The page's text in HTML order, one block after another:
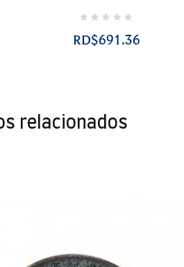
RD$691.36
relacionados